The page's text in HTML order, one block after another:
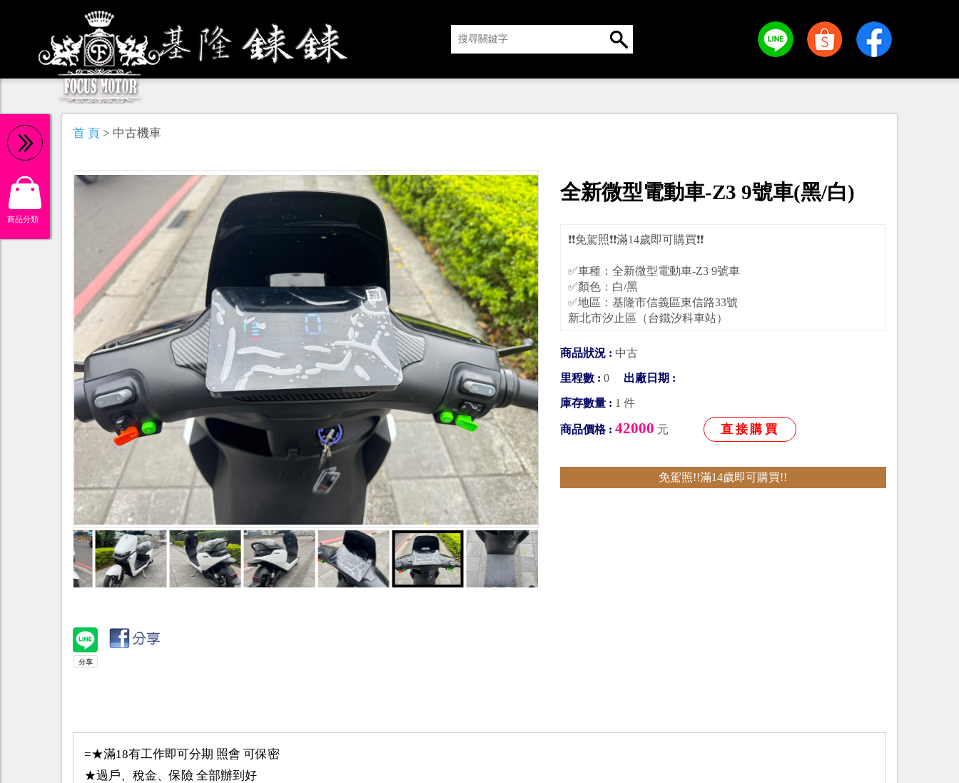
商品分類
首 頁 > 中古機車
全新微型電動車-Z3 9號車(黑/白)
❗️❗️免駕照❗️❗️滿14歲即可購買❗️❗️
✅車種：全新微型電動車-Z3 9號車
✅顏色：白/黑
✅地區：基隆市信義區東信路33號
新北市汐止區（台鐵汐科車站）
商品狀況 : 中古
里程數 : 0 出廠日期 :
庫存數量 : 1 件
商品價格 : 42000 元 直接購買
免駕照!!滿14歲即可購買!!
=★滿18有工作即可分期 照會 可保密
★過戶、稅金、保險 全部辦到好